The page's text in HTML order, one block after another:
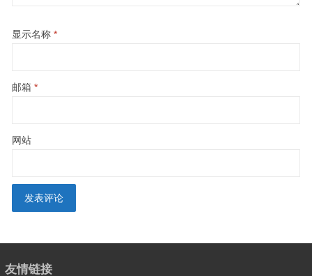
显示名称 *
邮箱 *
网站
友情链接